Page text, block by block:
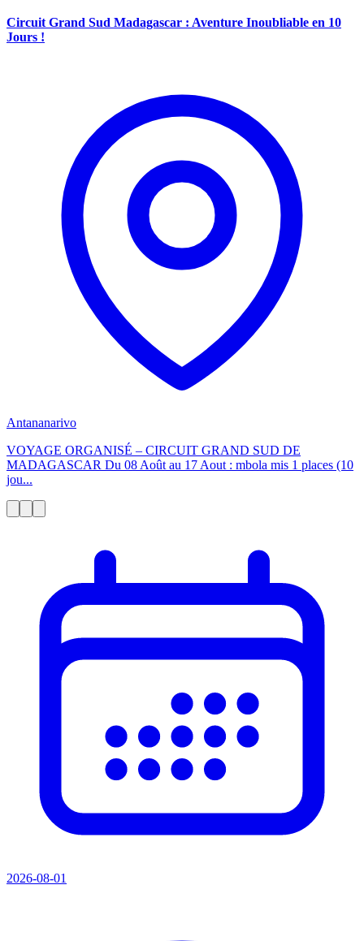
Circuit Grand Sud Madagascar : Aventure Inoubliable en 10
Jours !
Antananarivo
VOYAGE ORGANISÉ – CIRCUIT GRAND SUD DE
MADAGASCAR Du 08 Août au 17 Aout : mbola mis 1 places (10
jou...
2026-08-01